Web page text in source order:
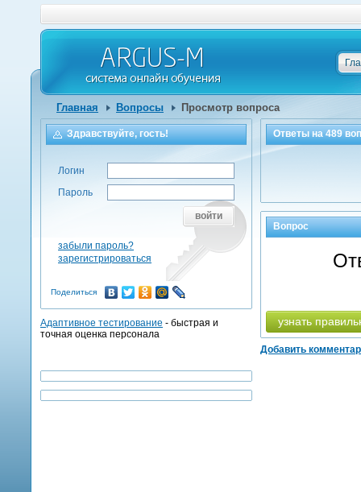
Главная Вопросы Просмотр вопроса
Ответы на489
Вопрос
узнать
Добавить
Здравствуйте, гость!
Логин
Пароль
войти
забыли пароль?
зарегистрироваться
Поделиться
Адаптивное тестирование - быстрая и
точная оценка персонала